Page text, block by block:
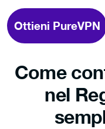
Ottieni PureVPN
Come
nel